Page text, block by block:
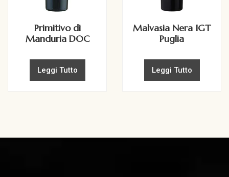
Primitivo di
Manduria DOC
Leggi Tutto
Malvasia Nera IGT
Puglia
Leggi Tutto